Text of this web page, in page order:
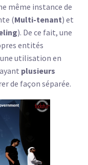
même instance de
(Multi-tenant) et
). De ce fait, une
entités
utilisation en
plusieurs
de façon séparée.